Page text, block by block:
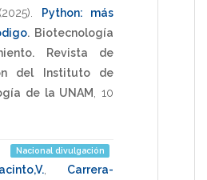
(2025)
Python: más
. Biotecnología
Revista de
del Instituto de
de la UNAM
10
Nacional divulgación
Carrera-